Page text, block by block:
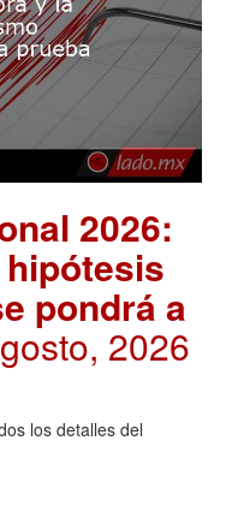
2026:
pondrá a
2026
los detalles del